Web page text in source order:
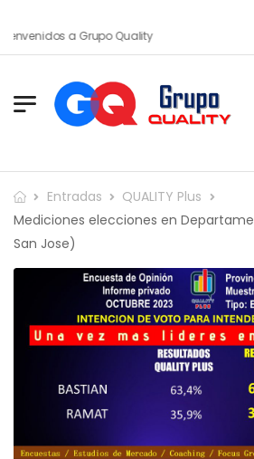
a Grupo Quality
Entradas
QUALITY Plus
Mediciones elecciones en
San Jose)